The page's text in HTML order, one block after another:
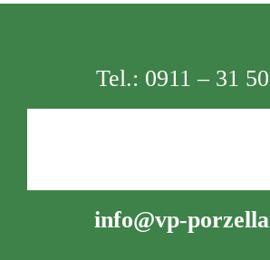
Tel.: 0911 – 31
info@vp-